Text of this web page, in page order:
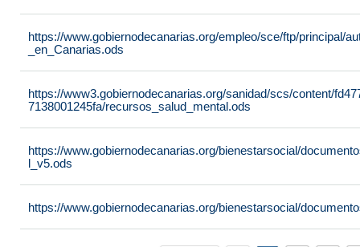
https://www.gobiernodecanarias.org/empleo/sce/ftp/principal/
_en_Canarias.ods
https://www3.gobiernodecanarias.org/sanidad/scs/content/
7138001245fa/recursos_salud_mental.ods
https://www.gobiernodecanarias.org/bienestarsocial/
l_v5.ods
https://www.gobiernodecanarias.org/bienestarsocial/